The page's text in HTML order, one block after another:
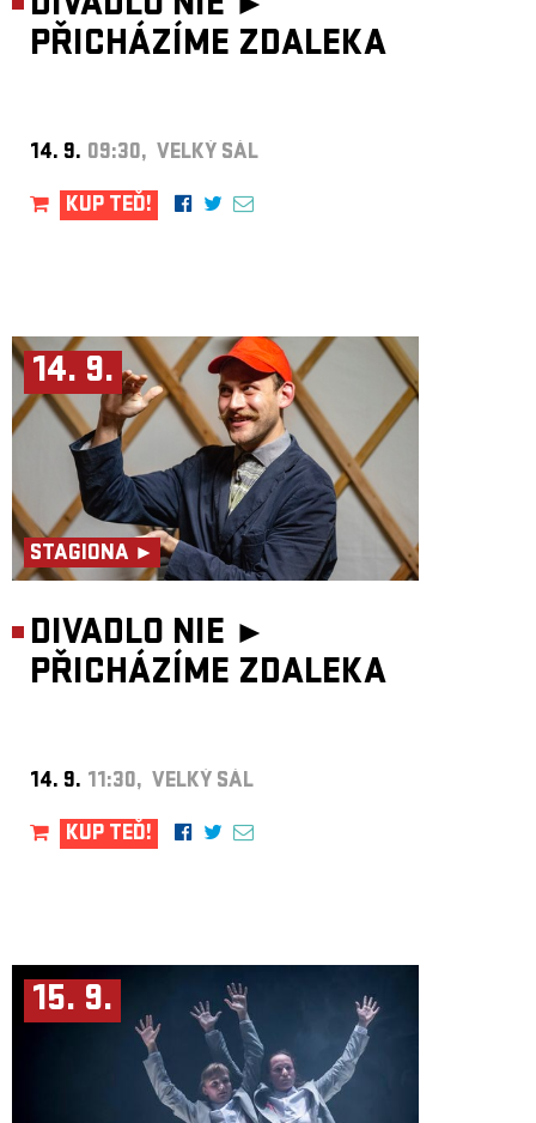
PŘICHÁZÍME ZDALEKA
14. 9. 09:30, VELKÝ SÁL
KUP TEĎ!
14. 9.
STAGIONA ►
DIVADLO NIE ►
PŘICHÁZÍME ZDALEKA
14. 9. 11:30, VELKÝ SÁL
KUP TEĎ!
15. 9.